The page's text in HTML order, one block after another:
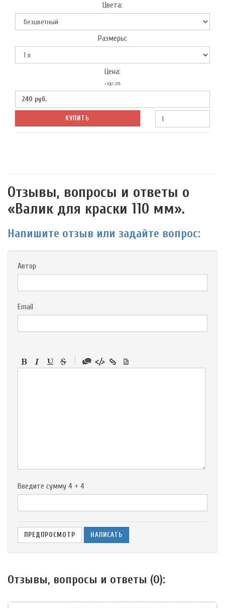
Цвета:
Размеры:
Цена:
с НДС-22%
240 руб.
КУПИТЬ
Отзывы, вопросы и ответы о
«Валик для краски 110 мм».
Напишите отзыв или задайте вопрос:
Автор
Email
-
-
Введите сумму 4 + 4
Отзывы, вопросы и ответы (0):